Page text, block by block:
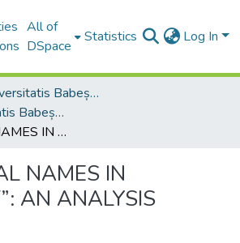
All of
DSpace
Statistics Log In
Studia Universitatis Babeș-Bolyai Collection
Studia Universitatis Babeș-Bolyai Philologia
FUNCTIONAL NAMES IN “BEOWULF”: AN ANALYSIS
NAMES IN
AN ANALYSIS